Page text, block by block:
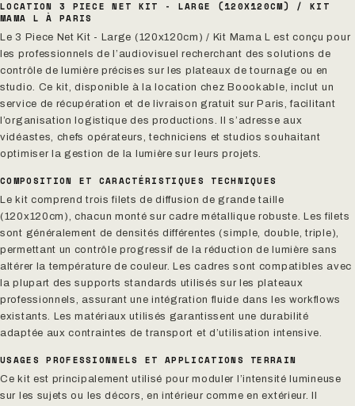
LOCATION 3 PIECE NET KIT - LARGE (120X120CM) / KIT
MAMA L À PARIS
Le 3 Piece Net Kit - Large (120x120cm) / Kit Mama L est conçu pour
les professionnels de l’audiovisuel recherchant des solutions de
contrôle de lumière précises sur les plateaux de tournage ou en
studio. Ce kit, disponible à la location chez Boookable, inclut un
service de récupération et de livraison gratuit sur Paris, facilitant
l’organisation logistique des productions. Il s’adresse aux
vidéastes, chefs opérateurs, techniciens et studios souhaitant
optimiser la gestion de la lumière sur leurs projets.
COMPOSITION ET CARACTÉRISTIQUES TECHNIQUES
Le kit comprend trois filets de diffusion de grande taille
(120x120cm), chacun monté sur cadre métallique robuste. Les filets
sont généralement de densités différentes (simple, double, triple),
permettant un contrôle progressif de la réduction de lumière sans
altérer la température de couleur. Les cadres sont compatibles avec
la plupart des supports standards utilisés sur les plateaux
professionnels, assurant une intégration fluide dans les workflows
existants. Les matériaux utilisés garantissent une durabilité
adaptée aux contraintes de transport et d’utilisation intensive.
USAGES PROFESSIONNELS ET APPLICATIONS TERRAIN
Ce kit est principalement utilisé pour moduler l’intensité lumineuse
sur les sujets ou les décors, en intérieur comme en extérieur. Il